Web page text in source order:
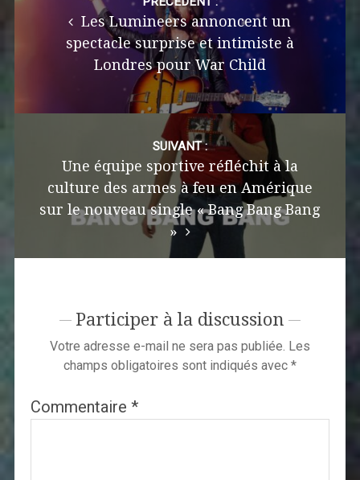
Les Lumineers annoncent un
spectacle surprise et intimiste à
Londres pour War Child
SUIVANT :
Une équipe sportive réfléchit à la
culture des armes à feu en Amérique
sur le nouveau single « Bang Bang Bang
»
Participer à la discussion
Votre adresse e-mail ne sera pas publiée. Les
champs obligatoires sont indiqués avec *
Commentaire *